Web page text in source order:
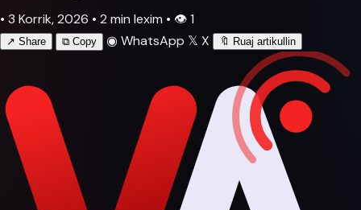
• 3 Korrik, 2026 • 2 min lexim • 👁1
↗ Share ⧉ Copy ◉ WhatsApp 𝕏 X 🔖 Ruaj artikullin